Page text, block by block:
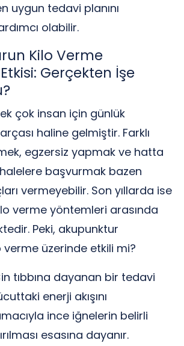
uygun tedavi planını
olabilir.
Kilo Verme
Gerçekten İşe
çok insan için günlük
haline gelmiştir. Farklı
egzersiz yapmak ve hatta
başvurmak bazen
vermeyebilir. Son yıllarda ise
verme yöntemleri arasında
Peki, akupunktur
üzerinde etkili mi?
tıbbına dayanan bir tedavi
enerji akışını
ince iğnelerin belirli
esasına dayanır.